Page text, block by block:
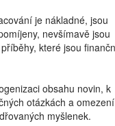
je nákladné, jsou
nevšímavě jsou
které jsou
obsahu novin, k
otázkách a omezení
myšlenek.